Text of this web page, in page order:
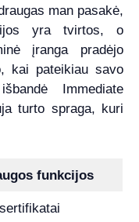
man pasakė,
yra tvirtos, o
įranga pradėjo
kai pateikiau savo
Immediate
turto spraga, kuri
funkcijos